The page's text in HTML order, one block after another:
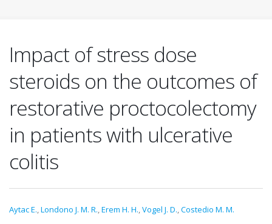
Impact of stress dose
steroids on the outcomes of
restorative proctocolectomy
in patients with ulcerative
colitis
Aytac E.,Londono J. M. R.,Erem H. H.,Vogel J. D.,Costedio M. M.